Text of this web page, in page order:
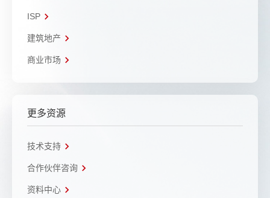
ISP
建筑地产
商业市场
更多资源
技术支持
合作伙伴咨询
资料中心